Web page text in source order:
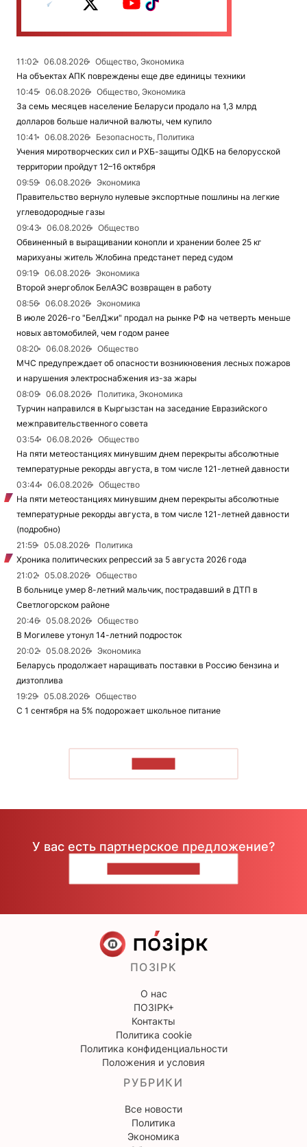
11:02 06.08.2026
Общество, Экономика
На объектах АПК повреждены еще две единицы техники
10:45
06.08.2026
Общество, Экономика
За семь месяцев население Беларуси продало на 1,3 млрд
долларов больше наличной валюты, чем купило
10:41
06.08.2026
Безопасность, Политика
Учения миротворческих сил и РХБ-защиты ОДКБ на белорусской
территории пройдут 12–16 октября
09:59
06.08.2026
Экономика
Правительство вернуло нулевые экспортные пошлины на легкие
углеводородные газы
09:43
06.08.2026
Общество
Обвиненный в выращивании конопли и хранении более 25 кг
марихуаны житель Жлобина предстанет перед судом
09:19
06.08.2026
Экономика
Второй энергоблок БелАЭС возвращен в работу
08:56
06.08.2026
Экономика
В июле 2026-го "БелДжи" продал на рынке РФ на четверть меньше
новых автомобилей, чем годом ранее
08:20
06.08.2026
Общество
МЧС предупреждает об опасности возникновения лесных пожаров
и нарушения электроснабжения из-за жары
08:09
06.08.2026
Политика, Экономика
Турчин направился в Кыргызстан на заседание Евразийского
межправительственного совета
03:54
06.08.2026
Общество
На пяти метеостанциях минувшим днем перекрыты абсолютные
температурные рекорды августа, в том числе 121-летней давности
03:44
06.08.2026
Общество
На пяти метеостанциях минувшим днем перекрыты абсолютные
температурные рекорды августа, в том числе 121-летней давности
(подробно)
21:59
05.08.2026
Политика
Хроника политических репрессий за 5 августа 2026 года
21:02
05.08.2026
Общество
В больнице умер 8-летний мальчик, пострадавший в ДТП в
Светлогорском районе
20:46
05.08.2026
Общество
В Могилеве утонул 14-летний подросток
20:02
05.08.2026
Экономика
Беларусь продолжает наращивать поставки в Россию бензина и
дизтоплива
19:29
05.08.2026
Общество
С 1 сентября на 5% подорожает школьное питание
У вас есть партнерское предложение?
ПОЗІРК
О нас
ПОЗІРК+
Контакты
Политика cookie
Политика конфиденциальности
Положения и условия
РУБРИКИ
Все новости
Политика
Экономика